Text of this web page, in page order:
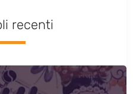
recenti